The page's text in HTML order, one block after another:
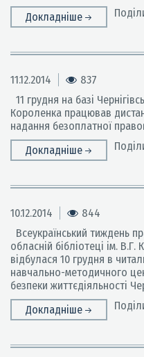
Докладніше
11.12.2014
837
11 грудня на базі
Короленка працював
надання безоплатної
Докладніше
10.12.2014
844
Всеукраїнський тиждень
обласній бібліотеці ім.
відбулася 10 грудня в
навчально-методичного
безпеки життєдіяльності
Докладніше